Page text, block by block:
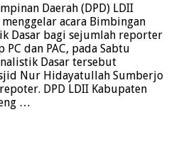
Daerah (DPD) LDII
acara Bimbingan
Dasar bagi sejumlah reporter
dan PAC, pada Sabtu
Dasar tersebut
Nur Hidayatullah Sumberjo
DPD LDII Kabupaten
…